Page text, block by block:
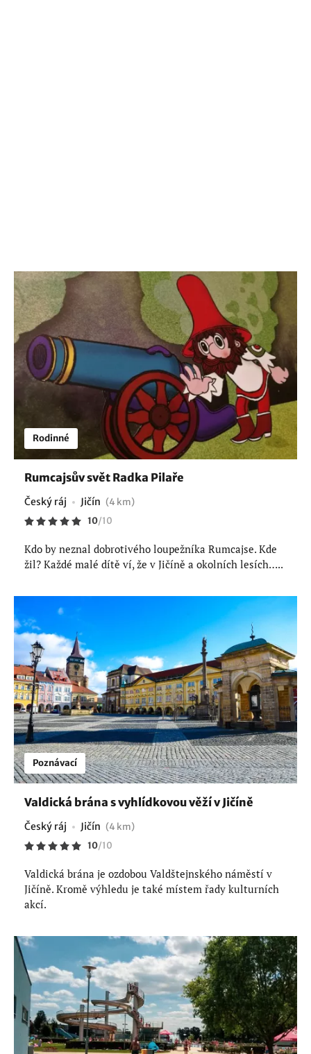
Rodinné
Rumcajsův svět Radka Pilaře
Český ráj Jičín (4 km)
10/10
Kdo by neznal dobrotivého loupežníka Rumcajse. Kde
žil? Každé malé dítě ví, že v Jičíně a okolních lesích…..
Poznávací
Valdická brána s vyhlídkovou věží v Jičíně
Český ráj Jičín (4 km)
10/10
Valdická brána je ozdobou Valdštejnského náměstí v
Jičíně. Kromě výhledu je také místem řady kulturních
akcí.